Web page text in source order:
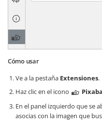
Cómo usar
Ve a la pestaña Extensiones.
Haz clic en el icono
En el panel izquierdo que se
asocias con la imagen que